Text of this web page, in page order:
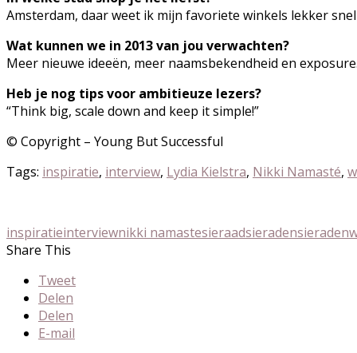
Amsterdam, daar weet ik mijn favoriete winkels lekker
Wat kunnen we in 2013 van jou verwachten?
Meer nieuwe ideeën, meer naamsbekendheid en
Heb je nog tips voor ambitieuze lezers?
“Think big, scale down and keep it simple!”
© Copyright – Young But Successful
Tags: inspiratie, interview, Lydia Kielstra, Nikki Namasté,
inspiratieinterviewnikki namastesieraadsieraden
Share This
Tweet
Delen
Delen
E-mail